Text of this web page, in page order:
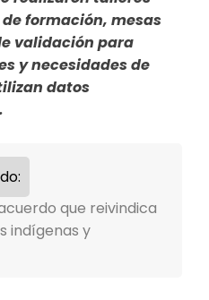
formación, mesas
validación para
y necesidades de
datos
que reivindica
indígenas y